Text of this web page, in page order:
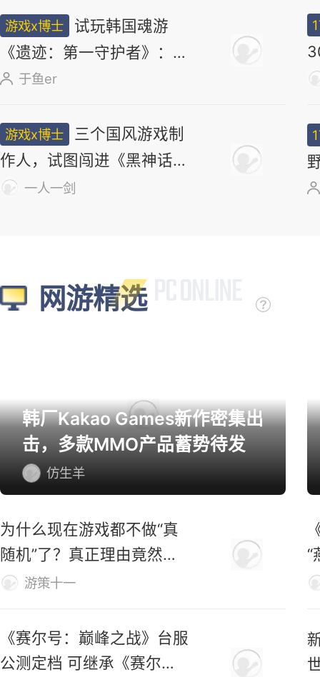
游戏x博士
试玩韩国魂游
《遗迹：第一守护者》：求
求了，别再做类魂了
于鱼er
游戏x博士
三个国风游戏制
作人，试图闯进《黑神话》
打开的大门
一人一剑
网游精选
韩厂Kakao Games新作密集出
击，多款MMO产品蓄势待发
仿生羊
为什么现在游戏都不做“真
随机”了？真正理由竟然
是……游策十一
“
《赛尔号：巅峰之战》台服
公测定档 可继承《赛尔